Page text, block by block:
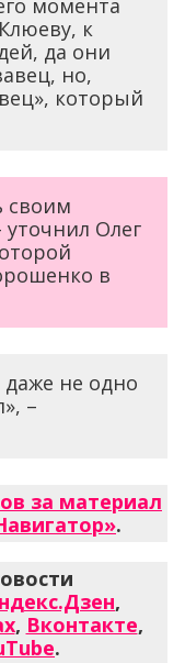
момента
к
да они
но,
который
своим
Олег
в
даже не одно
–
за материал
.
,
, Вконтакте,
.